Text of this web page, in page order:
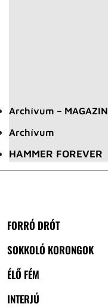
Archívum – MAGAZIN
Archívum
HAMMER FOREVER
FORRÓ DRÓT
SOKKOLÓ KORONGOK
ÉLŐ FÉM
INTERJÚ